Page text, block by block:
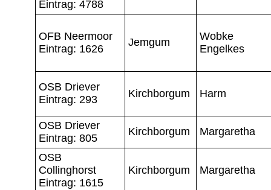
Eintrag: 4788
OFB Neermoor
Eintrag: 1626
Jemgum
Wobke
Engelkes
OSB Driever
Eintrag: 293
Kirchborgum Harm
OSB Driever
Eintrag: 805
Kirchborgum Margaretha
OSB
Collinghorst
Eintrag: 1615
Kirchborgum Margaretha